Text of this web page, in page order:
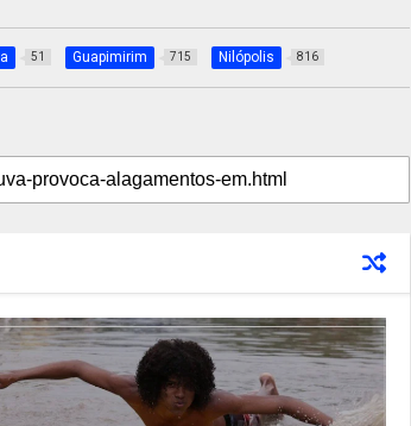
51 Guapimirim 715 Nilópolis 816